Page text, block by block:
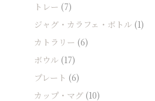
トレー (7)
ジャグ・カラフェ・ボトル (1)
カトラリー (6)
ボウル (17)
プレート (6)
カップ・マグ (10)